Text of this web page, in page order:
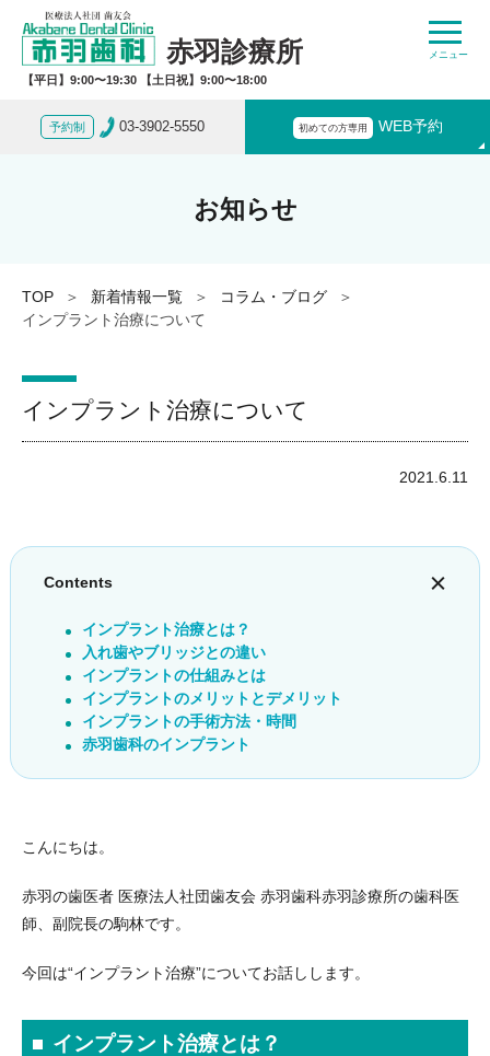
赤羽診療所
【平日】9:00〜19:30 【土日祝】9:00〜18:00
予約制 03-3902-5550 初めての方専用 WEB予約
お知らせ
TOP 新着情報一覧
コラム・ブログ
インプラント治療について
インプラント治療について
2021.6.11
Contents
インプラント治療とは？
入れ歯やブリッジとの違い
インプラントの仕組みとは
インプラントのメリットとデメリット
インプラントの手術方法・時間
赤羽歯科のインプラント
こんにちは。
赤羽の歯医者 医療法人社団歯友会 赤羽歯科赤羽診療所の歯科医
師、副院長の駒林です。
今回は“インプラント治療”についてお話しします。
インプラント治療とは？